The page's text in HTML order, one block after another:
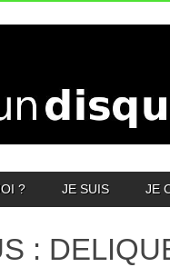
? JE SUIS JE
: